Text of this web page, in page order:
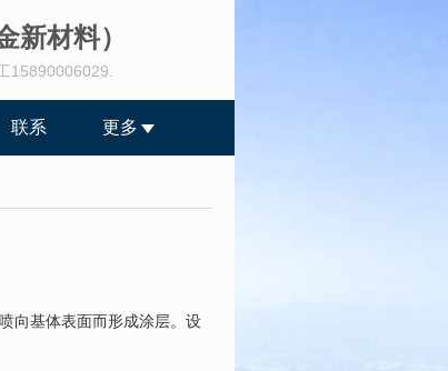
材料）
15890006029.
联系 更多
向基体表面而形成涂层。设